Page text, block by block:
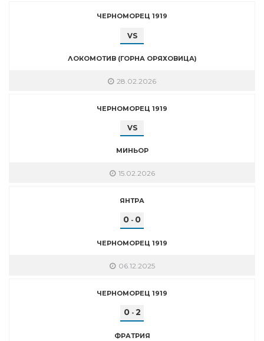
ЧЕРНОМОРЕЦ 1919
VS
ЛОКОМОТИВ (ГОРНА ОРЯХОВИЦА)
28.02.2026
ЧЕРНОМОРЕЦ 1919
VS
МИНЬОР
15.02.2026
ЯНТРА
0 - 0
ЧЕРНОМОРЕЦ 1919
06.12.2025
ЧЕРНОМОРЕЦ 1919
0- 2
ФРАТРИЯ